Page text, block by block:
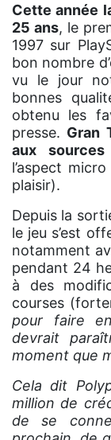
Cette année
25 ans, le
1997 sur
bon nombre
vu le jour
bonnes
obtenu les
presse. Gran
aux sources
l’aspect
plaisir).
Depuis la
le jeu s’est
notamment
pendant 24
à des
courses
pour faire
devrait
moment que
Cela dit
million de
de se